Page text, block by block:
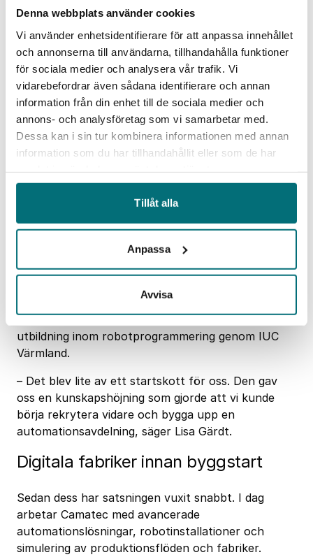
Denna webbplats använder cookies
Vi använder enhetsidentifierare för att anpassa innehållet
och annonserna till användarna, tillhandahålla funktioner
för sociala medier och analysera vår trafik. Vi
vidarebefordrar även sådana identifierare och annan
information från din enhet till de sociala medier och
annons- och analysföretag som vi samarbetar med.
Dessa kan i sin tur kombinera informationen med annan
information som du har tillhandahållit eller som de har
Tillåt alla
Anpassa
Avvisa
Efter många år på Lamberget återfinns sedan
drygt ett år tillbaka Camatecs huvudkontor i
nya stora och hypermoderna lokaler på
Grädalsgatan 1 i Karlstad.
IUC-utbildning blev startskottet för
automation
Runt 2022 började Camatec seett växande behov
företaget bygga upp egen kompetens inom
området och kunna ta större helhetsansvar i
Då deltog medarbetarefrån Camatec i en
utbildning inom robotprogrammering genom IUC
Värmland.
– Det blev lite av ett startskott för oss. Den gav
oss en kunskapshöjning som gjorde att vi kunde
börja rekrytera vidare och bygga upp en
automationsavdelning, säger Lisa Gärdt.
Digitala fabriker innan byggstart
Sedan dess har satsningen vuxit snabbt. I dag
arbetar Camatec med avancerade
automationslösningar, robotinstallationer och
simulering av produktionsflöden och fabriker.